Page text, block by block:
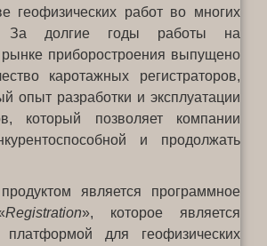
геофизических работ во многих
За долгие годы работы на
рынке приборостроения выпущено
каротажных регистраторов,
опыт разработки и эксплуатации
который позволяет компании
и продолжать
является программное
Registration», которое является
платформой для геофизических